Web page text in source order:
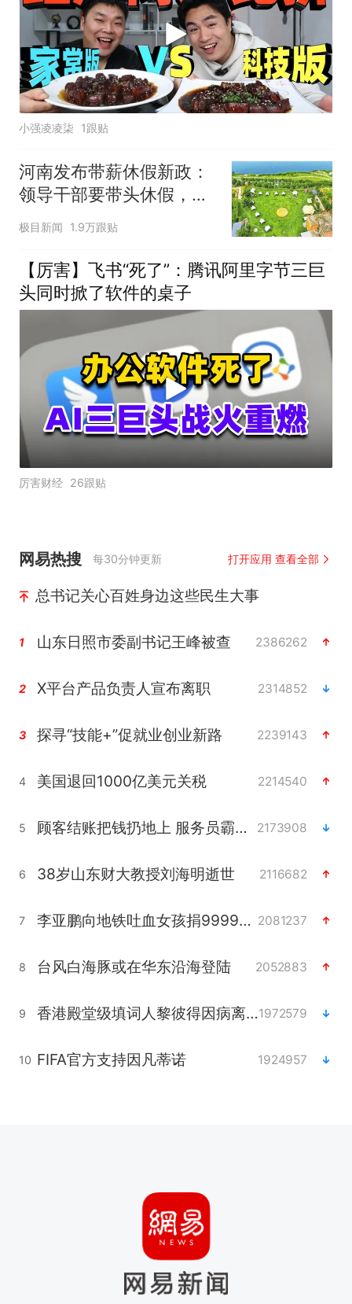
小强凌凌柒 1跟贴
河南发布带薪休假新政：
领导干部要带头休假，推
动全员应休尽休、休满休
假，构建“周五半天+周末
+年假”短途度假模式
极目新闻 1.9万跟贴
【厉害】飞书“死了”：腾讯阿里字节三巨
头同时掀了软件的桌子
厉害财经 26跟贴
网易热搜 每30分钟更新 打开应用 查看全部
总书记关心百姓身边这些民生大事
1 山东日照市委副书记王峰被查 2386262
2 X平台产品负责人宣布离职 2314852
3 探寻“技能+”促就业创业新路 2239143
4 美国退回1000亿美元关税 2214540
5 顾客结账把钱扔地上 服务员霸气扔回 2173908
6 38岁山东财大教授刘海明逝世 2116682
7 李亚鹏向地铁吐血女孩捐99999元 2081237
8 台风白海豚或在华东沿海登陆 2052883
9 香港殿堂级填词人黎彼得因病离世 终年76岁1972579
10 FIFA官方支持因凡蒂诺 1924957